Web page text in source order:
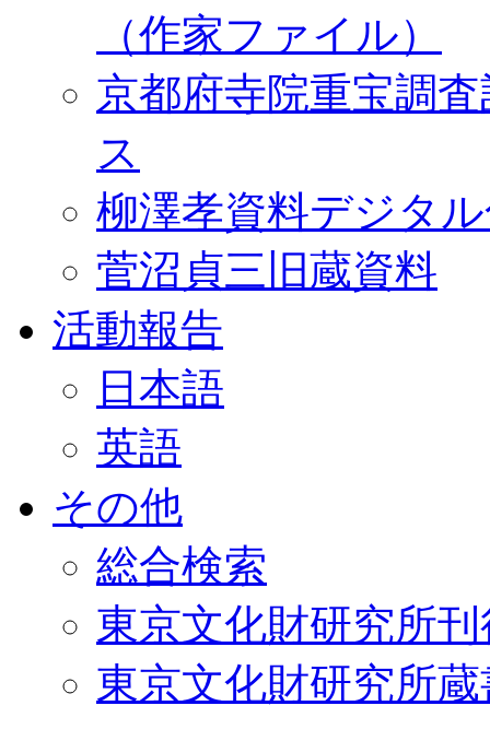
（作家ファイル）
京都府寺院重宝調
ス
柳澤孝資料デジタ
菅沼貞三旧蔵資料
活動報告
日本語
英語
その他
総合検索
東京文化財研究所
東京文化財研究所